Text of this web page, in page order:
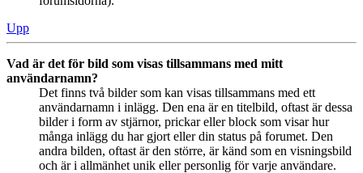
Upp
Vad är det för bild som visas tillsammans med mitt
användarnamn?
Det finns två bilder som kan visas tillsammans med ett
användarnamn i inlägg. Den ena är en titelbild, oftast är dessa
bilder i form av stjärnor, prickar eller block som visar hur
många inlägg du har gjort eller din status på forumet. Den
andra bilden, oftast är den större, är känd som en visningsbild
och är i allmänhet unik eller personlig för varje användare.